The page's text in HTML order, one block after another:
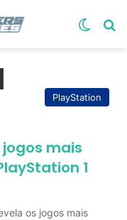
PlayStation
mais
1
os jogos mais